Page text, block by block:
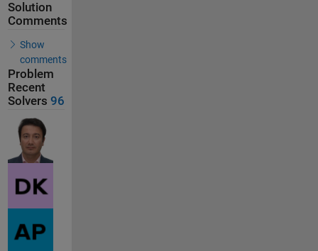
Solution
Comments
Show
comments
Problem
Recent
Solvers 96